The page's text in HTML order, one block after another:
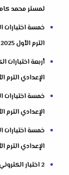
لمستر محمد
خمسة اختبارات
الترم الأول 2025 لمستر محمد عطية بدوي
أربعة اختبارات
الإعدادي الترم الأول 2025 لمستر محمد
خمسة اختبارات
الإعدادي الترم الأول 2025 لمستر محمد
خمسة اختبارات
الإعدادي الترم الأول 2025 لمستر محمد
2 اختبار